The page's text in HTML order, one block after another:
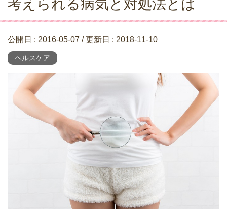
考えられる病気と対処法とは
公開日 : 2016-05-07 / 更新日 : 2018-11-10
ヘルスケア